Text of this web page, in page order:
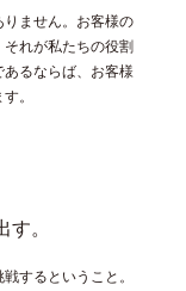
ません。お客様の
れが私たちの役割
るならば、お客様
。
す。
するということ。